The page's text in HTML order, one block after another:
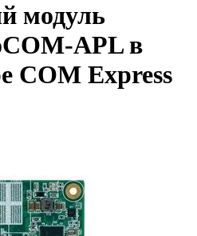
модуль
APL в
COM Express